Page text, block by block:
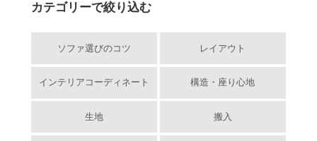
カテゴリーで絞り込む
ソファ選びのコツ レイアウト
インテリアコーディネート 構造・座り心地
生地 搬入